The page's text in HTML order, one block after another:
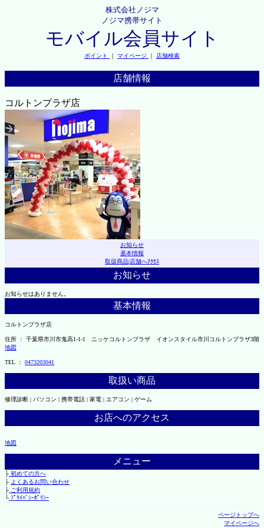
株式会社ノジマ
ノジマ携帯サイト
モバイル会員サイト
ポイント ｜ マイページ ｜ 店舗検索
店舗情報
コルトンプラザ店
お知らせ
基本情報
取扱商品|店舗へｱｸｾｽ
お知らせ
お知らせはありません。
基本情報
コルトンプラザ店
住所 ： 千葉県市川市鬼高1-1-1 ニッケコルトンプラザ イオンスタイル市川コルトンプラザ3階
地図
TEL ： 0473203041
取扱い商品
修理診断 | パソコン | 携帯電話 | 家電 | エアコン | ゲーム
お店へのアクセス
地図
メニュー
├初めての方へ
├ よくあるお問い合わせ
├ご利用規約
└ﾌﾟﾗｲﾊﾞｼｰﾎﾟﾘｼｰ
ページトップへ
マイページへ